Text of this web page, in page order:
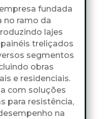
fundada
no ramo da
lajes
treliçados
segmentos
obras
e residenciais.
com soluções
para resistência,
na